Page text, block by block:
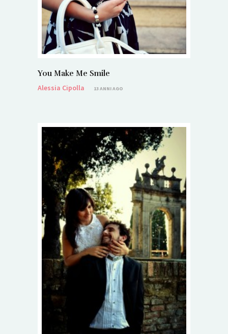
You Make Me Smile
Alessia Cipolla
13 ANNI AGO